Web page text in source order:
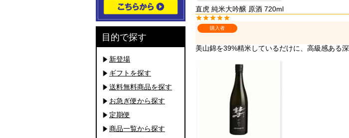
目的で探す
新登場
ギフトを探す
送料無料商品を探す
お急ぎ便から探す
定期便
商品一覧から探す
直虎 純米大吟醸 原酒 720ml
購入者